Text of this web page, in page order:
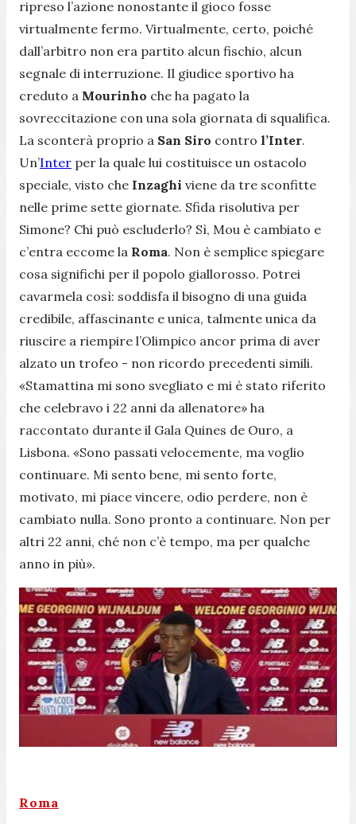
ripreso l’azione nonostante il gioco fosse
virtualmente fermo. Virtualmente, certo, poiché
dall’arbitro non era partito alcun fischio, alcun
segnale di interruzione. Il giudice sportivo ha
creduto a Mourinho che ha pagato la
sovreccitazione con una sola giornata di squalifica.
La sconterà proprio a San Siro contro l’Inter.
Un’Inter per la quale lui costituisce un ostacolo
speciale, visto che Inzaghi viene da tre sconfitte
nelle prime sette giornate. Sfida risolutiva per
Simone? Chi può escluderlo? Sì, Mou è cambiato e
c’entra eccome la Roma. Non è semplice spiegare
cosa significhi per il popolo giallorosso. Potrei
cavarmela così: soddisfa il bisogno di una guida
credibile, affascinante e unica, talmente unica da
riuscire a riempire l’Olimpico ancor prima di aver
alzato un trofeo - non ricordo precedenti simili.
«Stamattina mi sono svegliato e mi è stato riferito
che celebravo i 22 anni da allenatore» ha
raccontato durante il Gala Quines de Ouro, a
Lisbona. «Sono passati velocemente, ma voglio
continuare. Mi sento bene, mi sento forte,
motivato, mi piace vincere, odio perdere, non è
cambiato nulla. Sono pronto a continuare. Non per
altri 22 anni, ché non c’è tempo, ma per qualche
anno in più».
Roma